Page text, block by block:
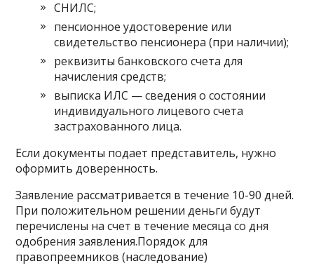
СНИЛС;
пенсионное удостоверение или
свидетельство пенсионера (при наличии);
реквизиты банковского счета для
начисления средств;
выписка ИЛС — сведения о состоянии
индивидуального лицевого счета
застрахованного лица.
Если документы подает представитель, нужно
оформить доверенность.
Заявление рассматривается в течение 10-90 дней.
При положительном решении деньги будут
перечислены на счет в течение месяца со дня
одобрения заявления.Порядок для
правопреемников (наследование)